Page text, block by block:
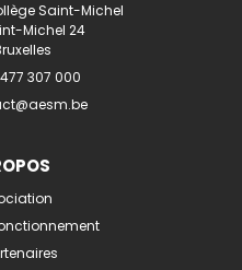
Saint-Michel
Michel 24
307 000